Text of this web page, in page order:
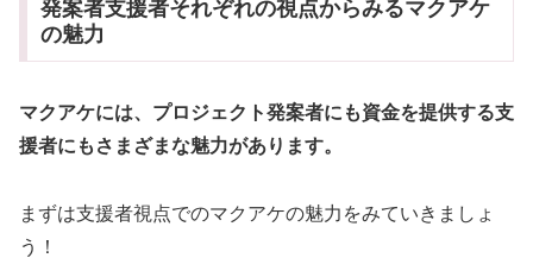
発案者支援者それぞれの視点からみるマクアケ
の魅力
マクアケには、プロジェクト発案者にも資金を提供する支
援者にもさまざまな魅力があります。
まずは支援者視点でのマクアケの魅力をみていきましょ
う！